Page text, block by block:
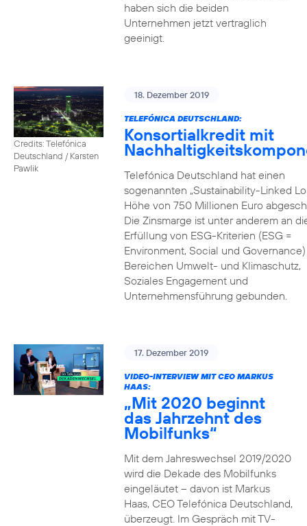
haben sich die beiden
Unternehmen jetzt vertraglich
geeinigt.
Credits: Telefónica
Deutschland / Karsten
Pawlik
18. Dezember 2019
TELEFÓNICA DEUTSCHLAND:
Konsortialkredit mit
Telefónica Deutschland hat einen
sogenannten „Sustainability-Linked
Höhe von 750 Millionen Euro
Die Zinsmarge ist unter anderem an
Erfüllung von ESG-Kriterien (ESG =
Environment, Social und
Bereichen Umwelt- und Klimaschutz,
Soziales Engagement und
Unternehmensführung gebunden.
17. Dezember 2019
VIDEO-INTERVIEW MIT CEO MARKUS
HAAS:
„Mit 2020 beginnt
das Jahrzehnt des
Mobilfunks“
Mit dem Jahreswechsel 2019/2020
wird die Dekade des Mobilfunks
eingeläutet – davon ist Markus
Haas, CEO Telefónica Deutschland,
überzeugt. Im Gespräch mit TV-